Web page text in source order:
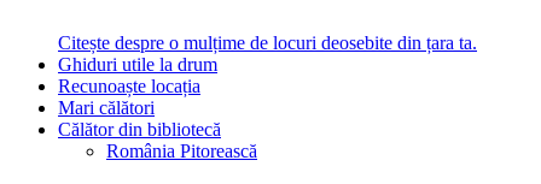
Citește despre o mulțime de locuri deosebite din țara ta.
Ghiduri utile la drum
Recunoaște locația
Mari călători
Călător din bibliotecă
România Pitorească